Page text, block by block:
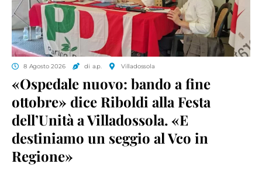
8 Agosto 2026 di a.p. Villadossola
«Ospedale nuovo: bando a fine
ottobre» dice Riboldi alla Festa
dell’Unità a Villadossola. «E
destiniamo un seggio al Vco in
Regione»